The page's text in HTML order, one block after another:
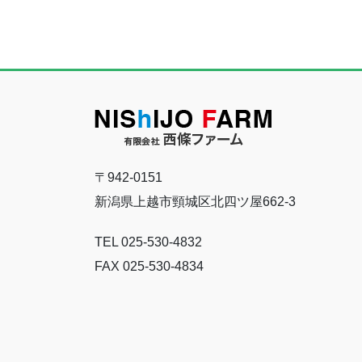
〒942-0151
新潟県上越市頸城区北四ツ屋662-3
TEL 025-530-4832
FAX 025-530-4834